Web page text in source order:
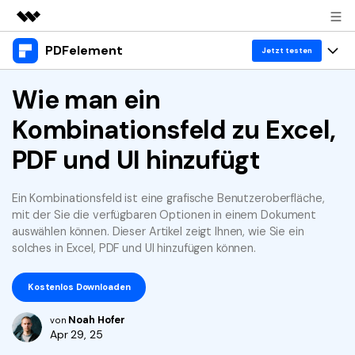
Top-Produkte
Dienstprogramme
Business
Überblick
Über uns
Presseraum
Shop
Support
PDFelement Jetzt testen
Produkte
Desktop
PDFelement für Windows
Mobile App
PDFelement für iPhone/iPad
PDFelement für Android
Cloud
Lösungen
Benutzer im Bildungswesen
PDF lesen
PDF kommentieren
PDF kombinieren
PDF drucken
Ressourcen
Heiße Themen
Top PDF-Software
OCR PDF Tipps
Business
KMU von 1-10p
10p+ Unternehmen
Jetzt kaufen
Wie man ein
Kombinationsfeld zu Excel,
PDF und UI hinzufügt
Ein Kombinationsfeld ist eine grafische Benutzeroberfläche,
mit der Sie die verfügbaren Optionen in einem Dokument
auswählen können. Dieser Artikel zeigt Ihnen, wie Sie ein
solches in Excel, PDF und UI hinzufügen können.
Kostenlos Downloaden
von Noah Hofer
Apr 29, 25